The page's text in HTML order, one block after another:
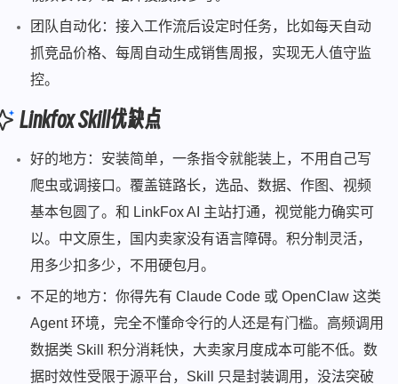
团队自动化：接入工作流后设定时任务，比如每天自动
抓竞品价格、每周自动生成销售周报，实现无人值守监
控。
Linkfox Skill优缺点
好的地方：安装简单，一条指令就能装上，不用自己写
爬虫或调接口。覆盖链路长，选品、数据、作图、视频
基本包圆了。和 LinkFox AI 主站打通，视觉能力确实可
以。中文原生，国内卖家没有语言障碍。积分制灵活，
用多少扣多少，不用硬包月。
不足的地方：你得先有 Claude Code 或 OpenClaw 这类
Agent 环境，完全不懂命令行的人还是有门槛。高频调用
数据类 Skill 积分消耗快，大卖家月度成本可能不低。数
据时效性受限于源平台，Skill 只是封装调用，没法突破